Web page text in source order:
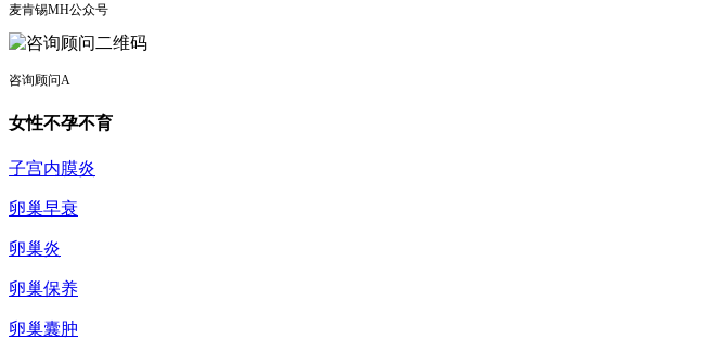
麦肯锡MH公众号
咨询顾问A
女性不孕不育
子宫内膜炎
卵巢早衰
卵巢炎
卵巢保养
卵巢囊肿